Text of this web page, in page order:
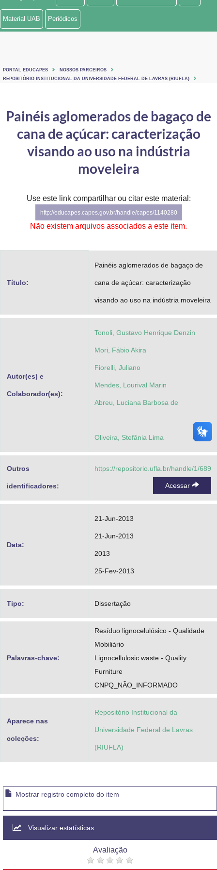
Ministério de Minas e Energia
Ministério do Turismo
Controladoria-Geral da União
Ministério da Mulher, da Família e dos Direitos Humanos
Gabinete de Segurança Institucional
Advocacia-Geral da União
Material UAB Periódicos
PORTAL EDUCAPES
NOSSOS PARCEIROS
REPOSITÓRIO INSTITUCIONAL DA UNIVERSIDADE FEDERAL DE LAVRAS (RIUFLA)
Painéis aglomerados de bagaço de
cana de açúcar: caracterização
visando ao uso na indústria
moveleira
Use este link compartilhar ou citar este material:
http://educapes.capes.gov.br/handle/capes/1140280
Não existem arquivos associados a este item.
Título:
Painéis aglomerados de bagaço de
cana de açúcar: caracterização
visando ao uso na indústria moveleira
Autor(es) e
Colaborador(es):
Tonoli, Gustavo Henrique Denzin
Mori, Fábio Akira
Fiorelli, Juliano
Mendes, Lourival Marin
Abreu, Luciana Barbosa de
Oliveira, Stefânia Lima
Outros
identificadores:
https://repositorio.ufla.br/handle/1/689
Acessar
Data:
21-Jun-2013
21-Jun-2013
2013
25-Fev-2013
Tipo: Dissertação
Palavras-chave:
Resíduo lignocelulósico - Qualidade
Mobiliário
Lignocellulosic waste - Quality
Furniture
CNPQ_NÃO_INFORMADO
Aparece nas
coleções:
Repositório Institucional da
Universidade Federal de Lavras
(RIUFLA)
Mostrar registro completo do item
Visualizar estatísticas
Avaliação